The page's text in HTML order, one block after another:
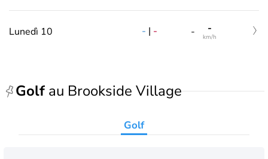
Lunedì 10 - | - - -
km/h
Golf au Brookside Village
Golf